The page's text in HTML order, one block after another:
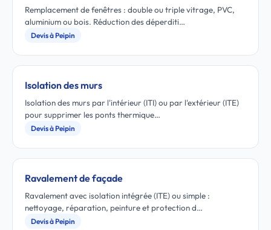
Remplacement de fenêtres : double ou triple vitrage, PVC,
aluminium ou bois. Réduction des déperditi…
Devis à Peipin
Isolation des murs
Isolation des murs par l'intérieur (ITI) ou par l'extérieur (ITE)
pour supprimer les ponts thermique…
Devis à Peipin
Ravalement de façade
Ravalement avec isolation intégrée (ITE) ou simple :
nettoyage, réparation, peinture et protection d…
Devis à Peipin